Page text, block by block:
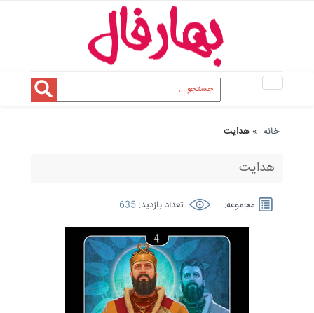
Toggle
navigation
خانه » هدایت
هدایت
مجموعه: تعداد بازدید: 635